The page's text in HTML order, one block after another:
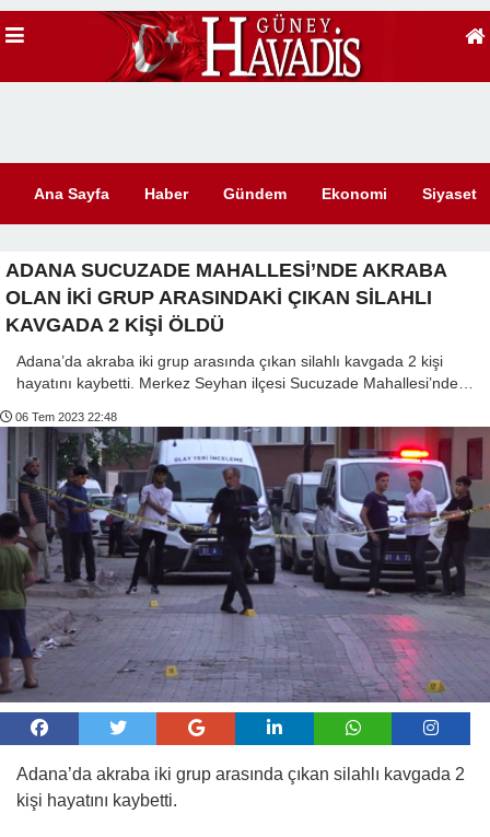
Ana Sayfa Haber Gündem Ekonomi Siyaset
ADANA SUCUZADE MAHALLESİ’NDE AKRABA
OLAN İKİ GRUP ARASINDAKİ ÇIKAN SİLAHLI
KAVGADA 2 KİŞİ ÖLDÜ
Adana’da akraba iki grup arasında çıkan silahlı kavgada 2 kişi
hayatını kaybetti. Merkez Seyhan ilçesi Sucuzade Mahallesi’nde…
06 Tem 2023 22:48
Adana’da akraba iki grup arasında çıkan silahlı kavgada 2
kişi hayatını kaybetti.